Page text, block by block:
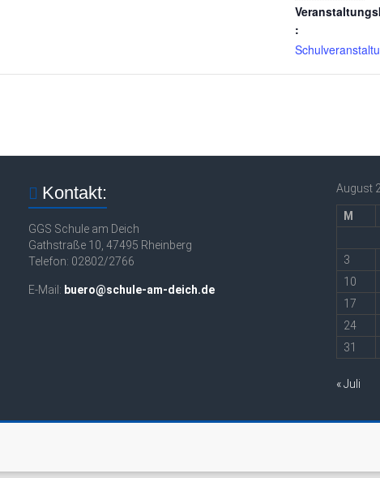
:
Kontakt:
GGS Schule am Deich
Gathstraße 10, 47495 Rheinberg
Telefon: 02802/2766
E-Mail: buero@schule-am-deich.de
August
M
3
10
17
24
31
« Juli